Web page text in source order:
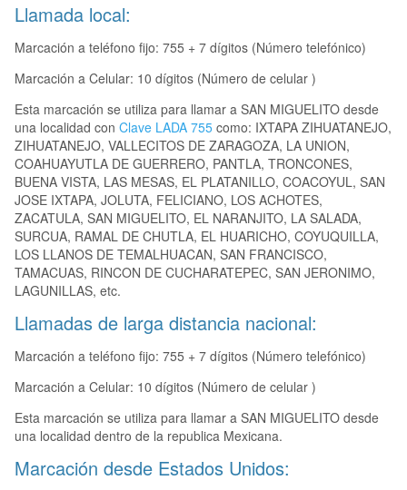
Llamada local:
Marcación a teléfono fijo: 755 + 7 dígitos (Número telefónico)
Marcación a Celular: 10 dígitos (Número de celular )
Esta marcación se utiliza para llamar a SAN MIGUELITO desde
una localidad con Clave LADA 755 como: IXTAPA ZIHUATANEJO,
ZIHUATANEJO, VALLECITOS DE ZARAGOZA, LA UNION,
COAHUAYUTLA DE GUERRERO, PANTLA, TRONCONES,
BUENA VISTA, LAS MESAS, EL PLATANILLO, COACOYUL, SAN
JOSE IXTAPA, JOLUTA, FELICIANO, LOS ACHOTES,
ZACATULA, SAN MIGUELITO, EL NARANJITO, LA SALADA,
SURCUA, RAMAL DE CHUTLA, EL HUARICHO, COYUQUILLA,
LOS LLANOS DE TEMALHUACAN, SAN FRANCISCO,
TAMACUAS, RINCON DE CUCHARATEPEC, SAN JERONIMO,
LAGUNILLAS, etc.
Llamadas de larga distancia nacional:
Marcación a teléfono fijo: 755 + 7 dígitos (Número telefónico)
Marcación a Celular: 10 dígitos (Número de celular )
Esta marcación se utiliza para llamar a SAN MIGUELITO desde
una localidad dentro de la republica Mexicana.
Marcación desde Estados Unidos: